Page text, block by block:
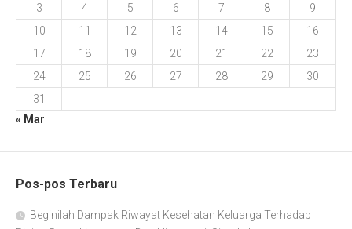
3
4 5 6 7 8
9
10
11 12 13 14 15
16
17
18 19 20 21 22
23
24
25 26 27 28 29
30
31
« Mar
Pos-pos Terbaru
Beginilah Dampak Riwayat Kesehatan Keluarga Terhadap